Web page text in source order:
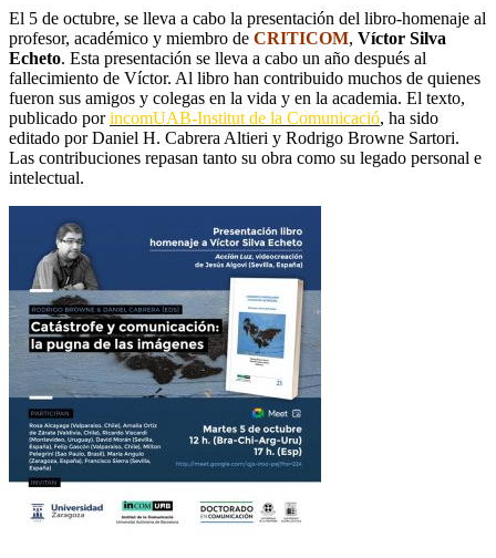
El 5 de octubre, se lleva a cabo la presentación del libro-homenaje al
profesor, académico y miembro de CRITICOM, Víctor Silva
Echeto. Esta presentación se lleva a cabo un año después al
fallecimiento de Víctor. Al libro han contribuido muchos de quienes
fueron sus amigos y colegas en la vida y en la academia. El texto,
publicado porincomUAB-Institut de la Comunicació, ha sido
editado por Daniel H. Cabrera Altieri y Rodrigo Browne Sartori.
Las contribuciones repasan tanto su obra como su legado personal e
intelectual.